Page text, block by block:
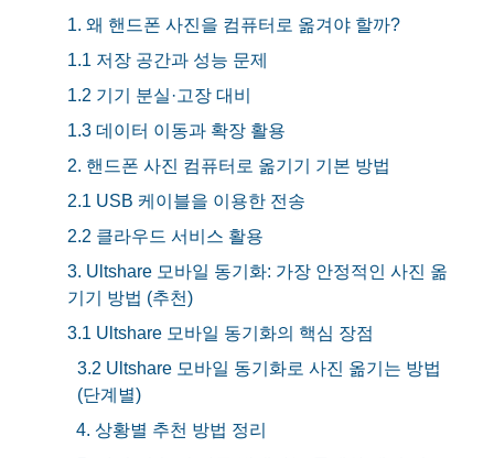
1. 왜 핸드폰 사진을 컴퓨터로 옮겨야 할까?
1.1 저장 공간과 성능 문제
1.2 기기 분실·고장 대비
1.3 데이터 이동과 확장 활용
2. 핸드폰 사진 컴퓨터로 옮기기 기본 방법
2.1 USB 케이블을 이용한 전송
2.2 클라우드 서비스 활용
3. Ultshare 모바일 동기화: 가장 안정적인 사진 옮
기기 방법 (추천)
3.1 Ultshare 모바일 동기화의 핵심 장점
3.2 Ultshare 모바일 동기화로 사진 옮기는 방법
(단계별)
4. 상황별 추천 방법 정리